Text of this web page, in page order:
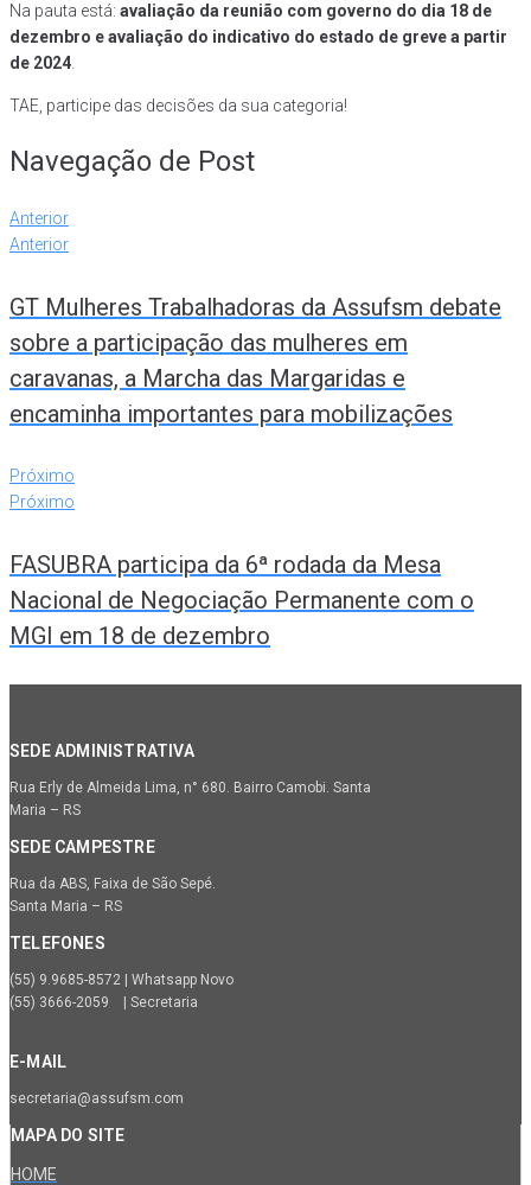
Na pauta está: avaliação da reunião com governo do dia 18 de
dezembro e avaliação do indicativo do estado de greve a partir
de 2024
TAE, participe das decisões da sua categoria!
Navegação de Post
Anterior
Anterior
GT Mulheres Trabalhadoras da Assufsm debate
sobre a participação das mulheres em
caravanas, a Marcha das Margaridas e
encaminha importantes para mobilizações
Próximo
Próximo
FASUBRA participa da 6ª rodada da Mesa
Nacional de Negociação Permanente com o
MGI em 18 de dezembro
SEDE ADMINISTRATIVA
Rua Erly de Almeida Lima, n° 680. Bairro Camobi. Santa
Maria – RS
SEDE CAMPESTRE
Rua da ABS, Faixa de São Sepé.
Santa Maria – RS
TELEFONES
(55) 9.9685-8572 | Whatsapp Novo
(55) 3666-2059 | Secretaria
E-MAIL
secretaria@assufsm.com
MAPA DO SITE
HOME